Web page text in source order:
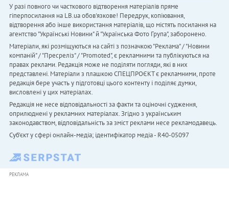
У разі повного чи часткового відтворення матеріалів пряме
гіперпосилання на LB.ua обов'язкове! Передрук, копіювання,
відтворення або інше використання матеріалів, що містять посилання на
агентство "Українськi Новини" й "Українська Фото Група", заборонено.
Матеріали, які розміщуються на сайті з позначкою "Реклама" / "Новини
компаній" / "Пресреліз" / "Promoted", є рекламними та публікуються на
правах реклами. Редакція може не поділяти погляди, які в них
представлені. Матеріали з плашкою СПЕЦПРОЄКТ є рекламними, проте
редакція бере участь у підготовці цього контенту і поділяє думки,
висловлені у цих матеріалах.
Редакція не несе відповідальності за факти та оціночні судження,
оприлюднені у рекламних матеріалах. Згідно з українським
законодавством, відповідальність за зміст реклами несе рекламодавець.
Cуб'єкт у сфері онлайн-медіа; ідентифікатор медіа - R40-05097
РЕКЛАМА